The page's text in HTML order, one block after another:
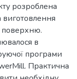
розроблена
поверхню.
в
програми
Практична